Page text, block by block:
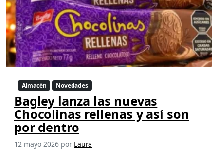
Almacén Novedades
Bagley lanza las nuevas
Chocolinas rellenas y así son
por dentro
12 mayo 2026 por Laura